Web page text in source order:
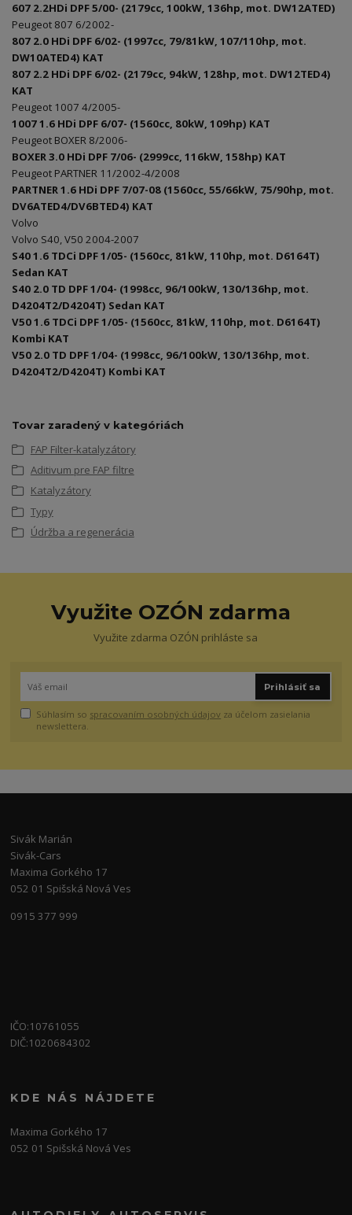
607 2.2HDi DPF 5/00- (2179cc, 100kW, 136hp, mot. DW12ATED)
Peugeot 807 6/2002-
807 2.0 HDi DPF 6/02- (1997cc, 79/81kW, 107/110hp, mot.
DW10ATED4) KAT
807 2.2 HDi DPF 6/02- (2179cc, 94kW, 128hp, mot. DW12TED4)
KAT
Peugeot 1007 4/2005-
1007 1.6 HDi DPF 6/07- (1560cc, 80kW, 109hp) KAT
Peugeot BOXER 8/2006-
BOXER 3.0 HDi DPF 7/06- (2999cc, 116kW, 158hp) KAT
Peugeot PARTNER 11/2002-4/2008
PARTNER 1.6 HDi DPF 7/07-08 (1560cc, 55/66kW, 75/90hp, mot.
DV6ATED4/DV6BTED4) KAT
Volvo
Volvo S40, V50 2004-2007
S40 1.6 TDCi DPF 1/05- (1560cc, 81kW, 110hp, mot. D6164T)
Sedan KAT
S40 2.0 TD DPF 1/04- (1998cc, 96/100kW, 130/136hp, mot.
D4204T2/D4204T) Sedan KAT
V50 1.6 TDCi DPF 1/05- (1560cc, 81kW, 110hp, mot. D6164T)
Kombi KAT
V50 2.0 TD DPF 1/04- (1998cc, 96/100kW, 130/136hp, mot.
D4204T2/D4204T) Kombi KAT
Tovar zaradený v kategóriách
FAP Filter-katalyzátory
Aditivum pre FAP filtre
Katalyzátory
Typy
Údržba a regenerácia
Využite OZÓN zdarma
Využite zdarma OZÓN prihláste sa
Prihlásiť sa
Súhlasím so spracovaním osobných údajov za účelom zasielania
newslettera.
Sivák Marián
Sivák-Cars
Maxima Gorkého 17
052 01 Spišská Nová Ves
0915 377 999
IČO:10761055
DIČ:1020684302
KDE NÁS NÁJDETE
Maxima Gorkého 17
052 01 Spišská Nová Ves